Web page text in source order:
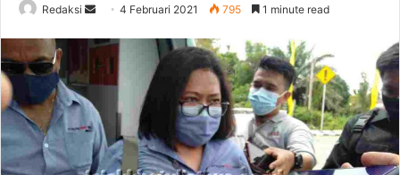
Redaksi
Send
email
4 Februari 2021 795 1 minute read